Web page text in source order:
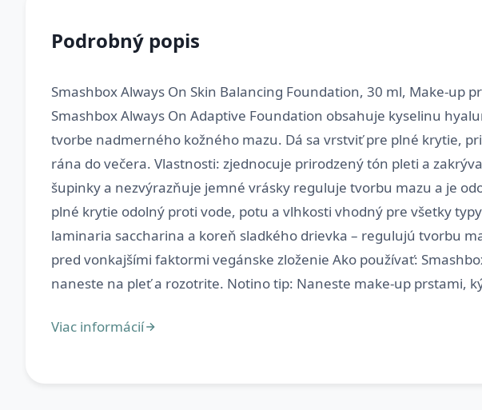
Podrobný popis
Smashbox Always On Skin Balancing Foundation, 30 ml, Make-
Smashbox Always On Adaptive Foundation obsahuje kyselinu
tvorbe nadmerného kožného mazu. Dá sa vrstviť pre plné krytie,
rána do večera. Vlastnosti: zjednocuje prirodzený tón pleti a
šupinky a nezvýrazňuje jemné vrásky reguluje tvorbu mazu a je
plné krytie odolný proti vode, potu a vlhkosti vhodný pre všetky
laminaria saccharina a koreň sladkého drievka – regulujú tvorbu
pred vonkajšími faktormi vegánske zloženie Ako používať: